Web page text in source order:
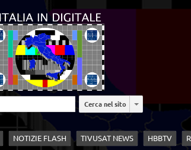
Cerca nel sito
NOTIZIE FLASH TIVUSAT NEWS HBBTV